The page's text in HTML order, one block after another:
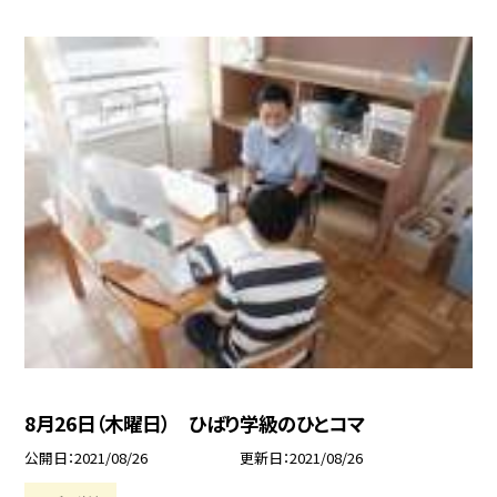
8月26日（木曜日） ひばり学級のひとコマ
公開日 2021/08/26 更新日 2021/08/26